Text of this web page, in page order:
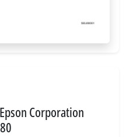
Corporation